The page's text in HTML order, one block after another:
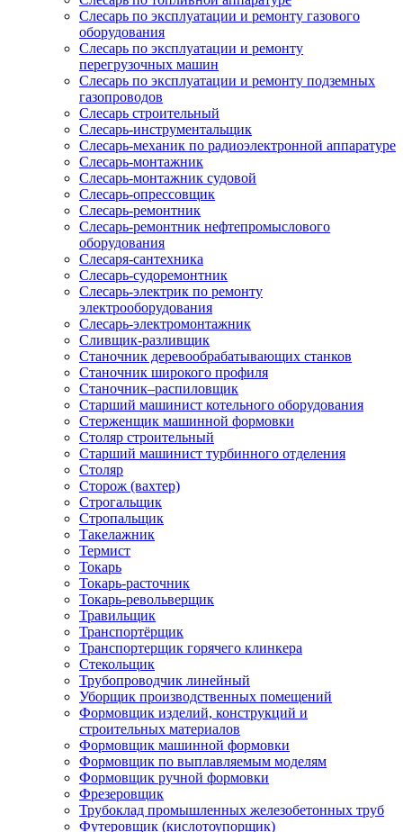
Слесарь по эксплуатации и ремонту газового
оборудования
Слесарь по эксплуатации и ремонту
перегрузочных машин
Слесарь по эксплуатации и ремонту подземных
газопроводов
Слесарь строительный
Слесарь-инструментальщик
Слесарь-механик по радиоэлектронной аппаратуре
Слесарь-монтажник
Слесарь-монтажник судовой
Слесарь-опрессовщик
Слесарь-ремонтник
Слесарь-ремонтник нефтепромыслового
оборудования
Слесаря-сантехника
Слесарь-судоремонтник
Слесарь-электрик по ремонту
электрооборудования
Слесарь-электромонтажник
Сливщик-разливщик
Станочник деревообрабатывающих станков
Станочник широкого профиля
Станочник–распиловщик
Старший машинист котельного оборудования
Стерженщик машинной формовки
Столяр строительный
Старший машинист турбинного отделения
Столяр
Сторож (вахтер)
Строгальщик
Стропальщик
Такелажник
Термист
Токарь
Токарь-расточник
Токарь-револьверщик
Травильщик
Транспортёрщик
Транспортерщик горячего клинкера
Стекольщик
Трубопроводчик линейный
Уборщик производственных помещений
Формовщик изделий, конструкций и
строительных материалов
Формовщик машинной формовки
Формовщик по выплавляемым моделям
Формовщик ручной формовки
Фрезеровщик
Трубоклад промышленных железобетонных труб
Футеровщик (кислотоупорщик)